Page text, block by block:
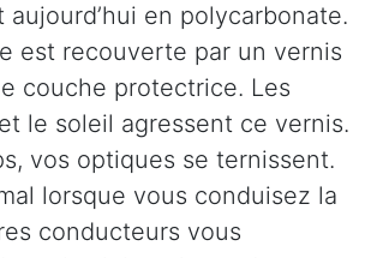
en polycarbonate.
est recouverte par un vernis
couche protectrice. Les
le soleil agressent ce vernis.
vos optiques se ternissent.
lorsque vous conduisez la
conducteurs vous